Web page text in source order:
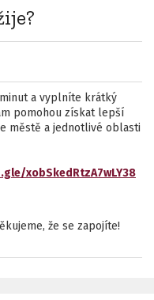
a vyplníte krátký
pomohou získat lepší
městě a jednotlivé oblasti
xobSkedRtzA7wLY38
že se zapojíte!